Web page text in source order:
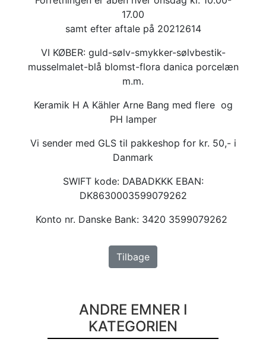
17.00
samt efter aftale på 20212614
VI KØBER: guld-sølv-smykker-sølvbestik-
musselmalet-blå blomst-flora danica porcelæn
m.m.
Keramik H A Kähler Arne Bang med flere og
PH lamper
Vi sender med GLS til pakkeshop for kr. 50,- i
Danmark
SWIFT kode: DABADKKK EBAN:
DK8630003599079262
Konto nr. Danske Bank: 3420 3599079262
Tilbage
ANDRE EMNER I
KATEGORIEN